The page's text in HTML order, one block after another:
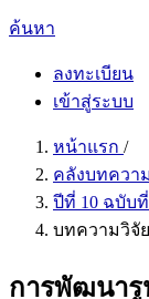
ค้นหา
ลงทะเบียน
เข้าสู่ระบบ
หน้าแรก /
คลังบทความ
ปีที่ 10 ฉบับ
บทความวิจัย
การพัฒนารู